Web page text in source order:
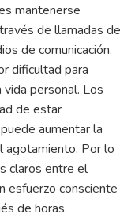
mantenerse
de llamadas de
de comunicación.
dificultad para
personal. Los
de estar
aumentar la
agotamiento. Por lo
claros entre el
esfuerzo consciente
de horas.